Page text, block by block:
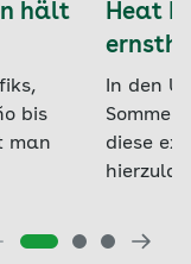
hält
bis
man
Heat
In den
Sommer
diese